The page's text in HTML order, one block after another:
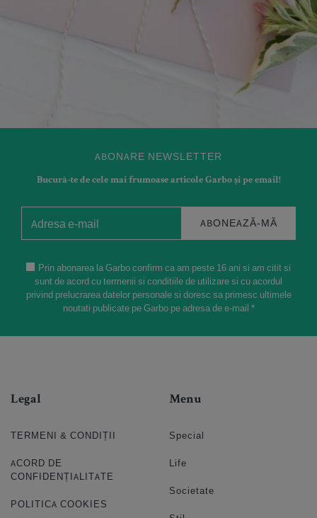
ABONARE NEWSLETTER
Bucură-te de cele mai frumoase articole Garbo și pe email!
ABONEAZĂ-MĂ
Prin abonarea la Garbo confirm ca am peste 16 ani si am citit si
sunt de acord cu termenii si conditiile de utilizare si cu acordul
privind prelucrarea datelor personale si doresc sa primesc ultimele
noutati publicate pe Garbo pe adresa de e-mail *
Legal
TERMENI & CONDIȚII
ACORD DE
CONFIDENȚIALITATE
POLITICA COOKIES
Menu
Special
Life
Societate